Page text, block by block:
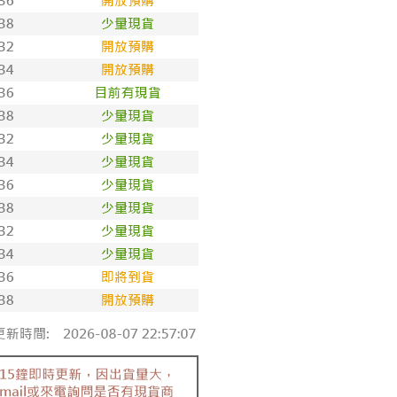
分類↴ 【E】罩杯
32~44分類↴ 32/70
32~44分類↴ 34/75
32~44分類↴ 38/85
惠專區++ 女神嚴選內衣【任2件 折100 任3件 折
級大罩杯
孩-大尺碼全系列↴ 大尺碼內衣(36D以上)
折-週週上新品 🏝️盛夏新品